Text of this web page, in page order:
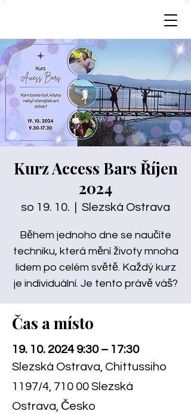
Kurz Access Bars Říjen
2024
so 19. 10. Slezská Ostrava
Během jednoho dne se naučíte
techniku, která mění životy mnoha
lidem po celém světě. Každý kurz
je individuální. Je tento právě váš?
Čas a místo
19. 10. 2024 9:30 – 17:30
Slezská Ostrava, Chittussiho
1197/4, 710 00 Slezská
Ostrava, Česko